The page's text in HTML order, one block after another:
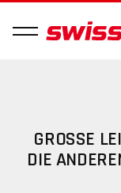
GROSSE
IE